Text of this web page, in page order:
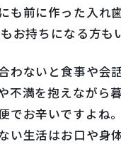
も前に作った入れ
お持ちになる方も
わないと食事や会
不満を抱えながら
でお辛いですよね
い生活はお口や身